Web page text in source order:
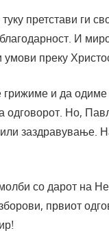
претстави ги
И
преку
и да
одговорот. Но,
заздравување.
со дарот на
првиот